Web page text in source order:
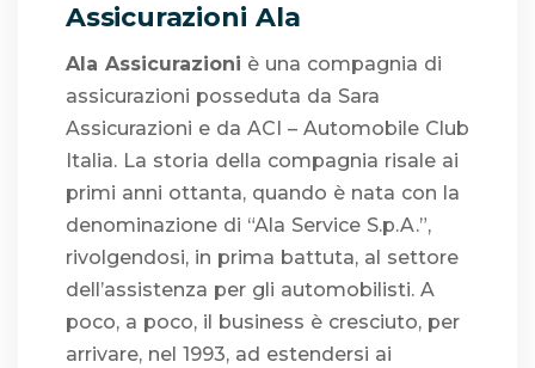
Assicurazioni Ala
Ala Assicurazioni è una compagnia di
assicurazioni posseduta da Sara
Assicurazioni e da ACI – Automobile Club
Italia. La storia della compagnia risale ai
primi anni ottanta, quando è nata con la
denominazione di “Ala Service S.p.A.”,
rivolgendosi, in prima battuta, al settore
dell’assistenza per gli automobilisti. A
poco, a poco, il business è cresciuto, per
arrivare, nel 1993, ad estendersi ai